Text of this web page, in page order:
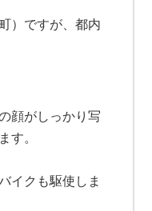
）ですが、都内
顔がしっかり写
す。
イクも駆使しま